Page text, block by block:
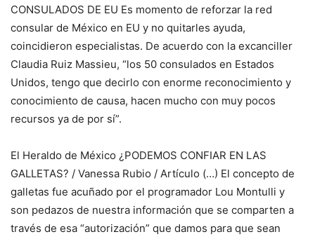
CONSULADOS DE EU Es momento de reforzar la red
consular de México en EU y no quitarles ayuda,
coincidieron especialistas. De acuerdo con la excanciller
Claudia Ruiz Massieu, “los 50 consulados en Estados
Unidos, tengo que decirlo con enorme reconocimiento y
conocimiento de causa, hacen mucho con muy pocos
recursos ya de por sí”.
El Heraldo de México ¿PODEMOS CONFIAR EN LAS
GALLETAS? / Vanessa Rubio / Artículo (…) El concepto de
galletas fue acuñado por el programador Lou Montulli y
son pedazos de nuestra información que se comparten a
través de esa “autorización” que damos para que sean